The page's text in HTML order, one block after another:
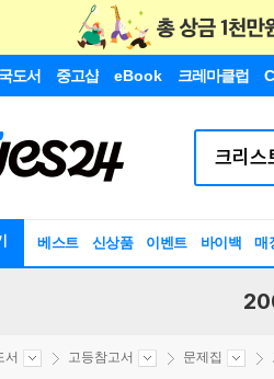
도서 중고샵 eBook 크레마클럽
베스트 신상품 이벤트 바이백 매
서 고등참고서 문제집